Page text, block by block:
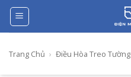
Skip
content
Trang Chủ › Điều Hòa Treo Tường